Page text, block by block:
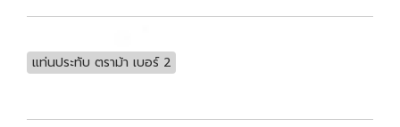
แท่นประทับ ตราม้า เบอร์ 2